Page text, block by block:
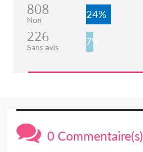
808
Non 24%
226
Sans avis 7%
0 Commentaire(s)